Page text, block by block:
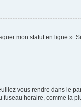
mon statut en ligne ».
vous rendre dans le
horaire, comme la